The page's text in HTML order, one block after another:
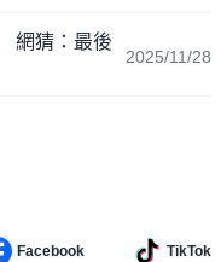
網猜：最後
2025/11/28
Facebook TikTok